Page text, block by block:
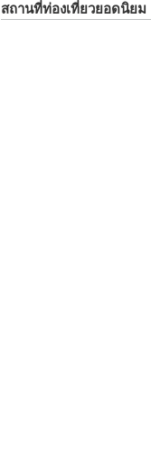
สถานที่ท่องเที่ยวยอดนิยม